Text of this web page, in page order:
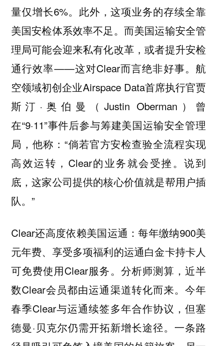
量仅增长6%。此外，这项业务的存续全靠
美国安检体系效率不足。而美国运输安全管
理局可能会迎来私有化改革，或者提升安检
通行效率——这对Clear而言绝非好事。航
空领域初创企业Airspace Data首席执行官贾
斯汀·奥伯曼（Justin Oberman）曾
在“9·11”事件后参与筹建美国运输安全管理
局，他称：“倘若官方安检查验全流程实现
高效运转，Clear的业务就会受挫。说到
底，这家公司提供的核心价值就是帮用户插
队。”
Clear还高度依赖美国运通：每年缴纳900美
元年费、享受多项福利的运通白金卡持卡人
可免费使用Clear服务。分析师测算，近半
数Clear会员都由运通渠道转化而来。今年
春季Clear与运通续签多年合作协议，但塞
德曼·贝克尔仍需开拓新增长途径。一条路